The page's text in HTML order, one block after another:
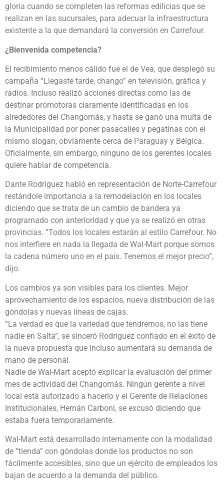
gloria cuando se completen las reformas edilicias que se
realizan en las sucursales, para adecuar la infraestructura
existente a la que demandará la conversión en Carrefour.
¿Bienvenida competencia?
El recibimiento menos cálido fue el de Vea, que desplegó su
campaña “Llegaste tarde, chango” en televisión, gráfica y
radios. Incluso realizó acciones directas como las de
destinar promotoras claramente identificadas en los
alrededores del Changomás, y hasta se ganó una multa de
la Municipalidad por poner pasacalles y pegatinas con el
mismo slogan, obviamente cerca de Paraguay y Bélgica.
Oficialmente, sin embargo, ninguno de los gerentes locales
quiere hablar de competencia.
Dante Rodríguez habló en representación de Norte-Carrefour
restándole importancia a la remodelación en los locales
diciendo que se trata de un cambio de bandera ya
programado con anterioridad y que ya se realizó en otras
provincias. “Todos los locales estarán al estilo Carrefour. No
nos interfiere en nada la llegada de Wal-Mart porque somos
la cadena número uno en el país. Tenemos el mejor precio”,
dijo.
Los cambios ya son visibles para los clientes. Mejor
aprovechamiento de los espacios, nueva distribución de las
góndolas y nuevas líneas de cajas.
“La verdad es que la variedad que tendremos, no las tiene
nadie en Salta”, se sinceró Rodríguez confiado en el éxito de
la nueva propuesta que incluso aumentará su demanda de
mano de personal.
Nadie de Wal-Mart aceptó explicar la evaluación del primer
mes de actividad del Changomás. Ningún gerente a nivel
local está autorizado a hacerlo y el Gerente de Relaciones
Institucionales, Hernán Carboni, se excusó diciendo que
estaba fuera temporariamente.
Wal-Mart está desarrollado internamente con la modalidad
de “tienda” con góndolas donde los productos no son
fácilmente accesibles, sino que un ejército de empleados los
bajan de acuerdo a la demanda del público.